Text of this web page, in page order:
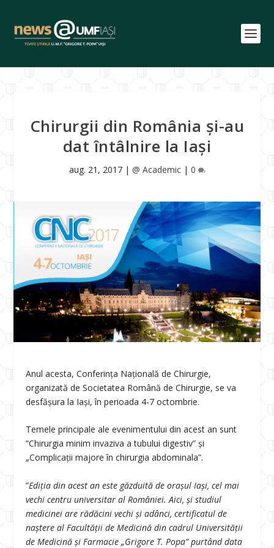
Chirurgii din România și-au
dat întâlnire la Iași
aug. 21, 2017| @ Academic| 0
Anul acesta, Conferința Națională de Chirurgie,
organizată de Societatea Română de Chirurgie, se va
desfășura la Iași, în perioada 4-7 octombrie.
Temele principale ale evenimentului din acest an sunt
“Chirurgia minim invaziva a tubului digestiv” și
„Complicații majore în chirurgia abdominala”.
”Ediția din acest an este găzduită de orașul Iași, cel mai
vechi centru universitar al României. Aici, și studiul
medicinei are rădăcini vechi și adânci, certificatul de
naștere al Facultății de Medicină din cadrul Universității
de Medicină și Farmacie „Grigore T. Popa” purtând data